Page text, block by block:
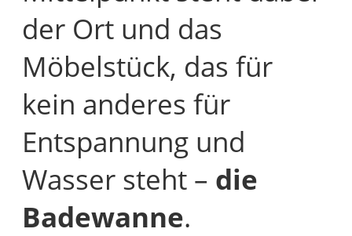
der Ort und das
Möbelstück, das für
kein anderes für
Entspannung und
Wasser steht – die
Badewanne.